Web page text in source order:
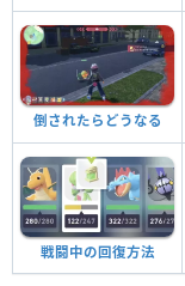
倒されたらどうなる
戦闘中の回復方法